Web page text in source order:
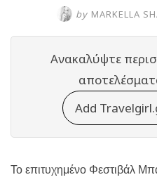
by MARKELLA
Ανακαλύψτε
Add
To επιτυχημένο Φεστιβάλ